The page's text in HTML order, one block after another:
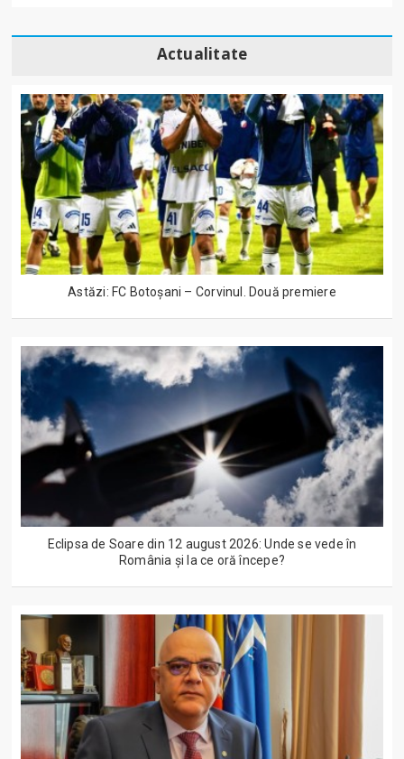
Actualitate
Astăzi: FC Botoșani – Corvinul. Două premiere
Eclipsa de Soare din 12 august 2026: Unde se vede în
România și la ce oră începe?